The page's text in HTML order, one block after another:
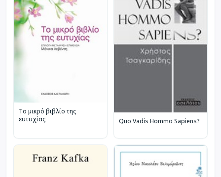
Το μικρό βιβλίο της
ευτυχίας
Quo Vadis Hommo Sapiens?